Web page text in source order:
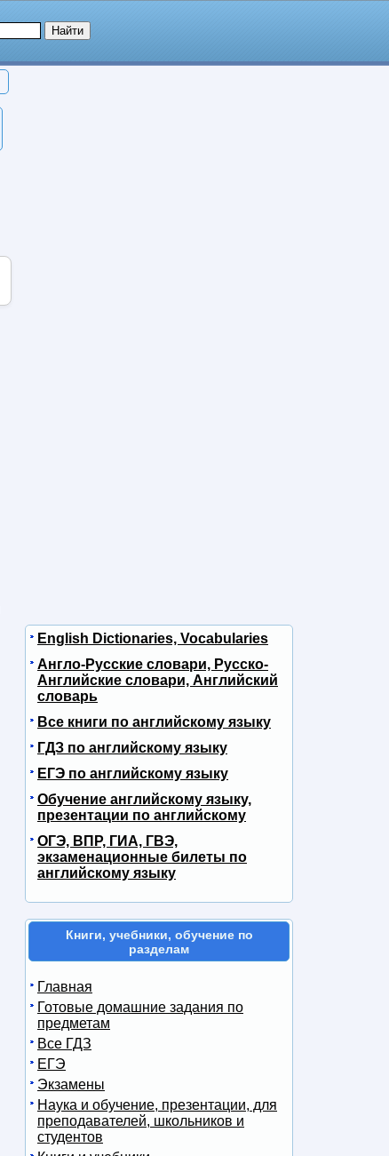
English Dictionaries, Vocabularies
Англо-Русские словари, Русско-
Английские словари, Английский
словарь
Все книги по английскому языку
ГДЗ по английскому языку
ЕГЭ по английскому языку
Обучение английскому языку,
презентации по английскому
ОГЭ, ВПР, ГИА, ГВЭ,
экзаменационные билеты по
английскому языку
Книги, учебники, обучение по
разделам
Главная
Готовые домашние задания по
предметам
Все ГДЗ
ЕГЭ
Экзамены
Наука и обучение, презентации, для
преподавателей, школьников и
студентов